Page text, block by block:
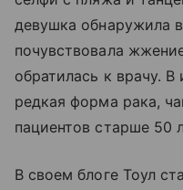
девушка обнаружила
почувствовала
обратилась к врачу. В
редкая форма рака,
пациентов старше 50
В своем блоге Тоул